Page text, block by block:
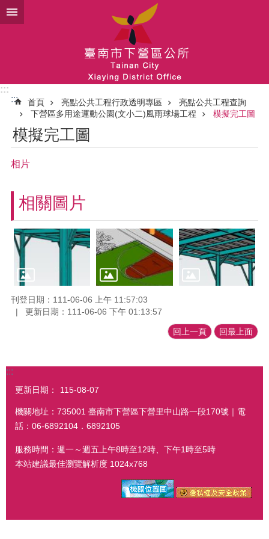
跳到主要內容區塊
:::
:::
首頁 亮點公共工程行政透明專區
亮點公共工程查詢
下營區多用途運動公園(文小二)風雨球場工程
模擬完工圖
模擬完工圖
相片
相關圖片
刊登日期：111-06-06 上午 11:57:03
更新日期：111-06-06 下午 01:13:57
回上一頁 回最上面
:::
更新日期： 115-08-07
機關地址：735001 臺南市下營區下營里中山路一段170號｜電
話：06-6892104．6892105
服務時間：週一～週五上午8時至12時、下午1時至5時
本站建議最佳瀏覽解析度 1024x768